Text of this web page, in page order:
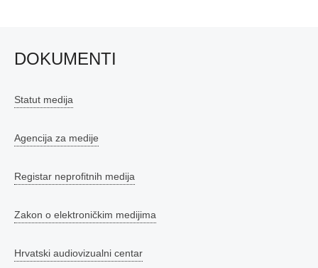
DOKUMENTI
Statut medija
Agencija za medije
Registar neprofitnih medija
Zakon o elektroničkim medijima
Hrvatski audiovizualni centar